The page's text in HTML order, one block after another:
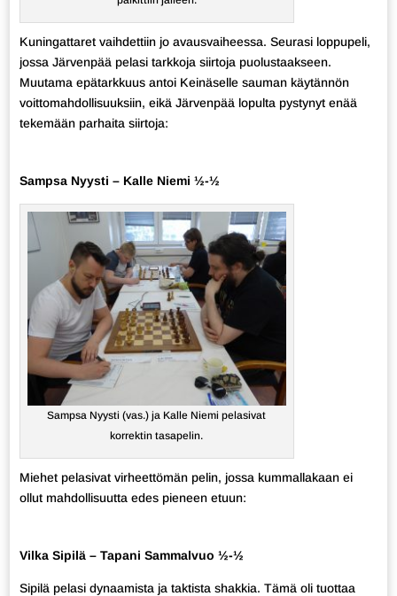
Kuningattaret vaihdettiin jo avausvaiheessa. Seurasi loppupeli,
jossa Järvenpää pelasi tarkkoja siirtoja puolustaakseen.
Muutama epätarkkuus antoi Keinäselle sauman käytännön
voittomahdollisuuksiin, eikä Järvenpää lopulta pystynyt enää
tekemään parhaita siirtoja:
Sampsa Nyysti – Kalle Niemi ½-½
Sampsa Nyysti (vas.) ja Kalle Niemi pelasivat
korrektin tasapelin.
Miehet pelasivat virheettömän pelin, jossa kummallakaan ei
ollut mahdollisuutta edes pieneen etuun:
Vilka Sipilä – Tapani Sammalvuo ½-½
Sipilä pelasi dynaamista ja taktista shakkia. Tämä oli tuottaa